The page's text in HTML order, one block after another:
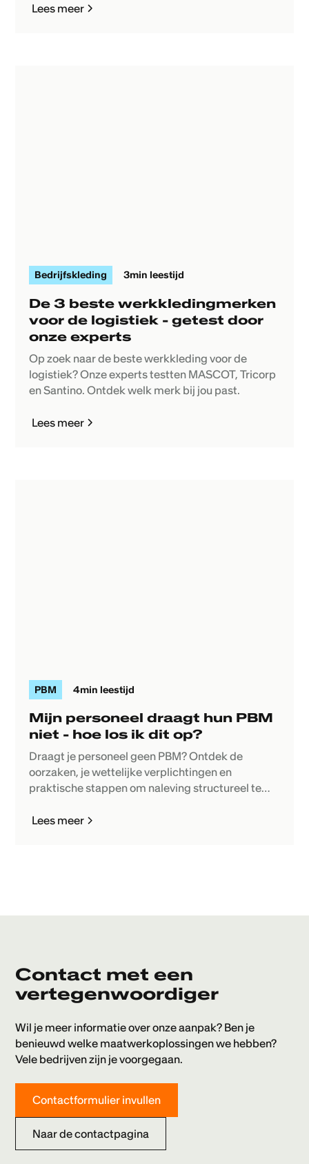
Lees meer
Bedrijfskleding 3min leestijd
De 3 beste werkkledingmerken
voor de logistiek - getest door
onze experts
Op zoek naar de beste werkkleding voor de
logistiek? Onze experts testten MASCOT, Tricorp
en Santino. Ontdek welk merk bij jou past.
Lees meer
PBM 4min leestijd
Mijn personeel draagt hun PBM
niet - hoe los ik dit op?
Draagt je personeel geen PBM? Ontdek de
oorzaken, je wettelijke verplichtingen en
praktische stappen om naleving structureel te
Lees meer
Contact met een
vertegenwoordiger
Wil je meer informatie over onze aanpak? Ben je
benieuwd welke maatwerkoplossingen we hebben?
Vele bedrijven zijn je voorgegaan.
Contactformulier invullen
Naar de contactpagina